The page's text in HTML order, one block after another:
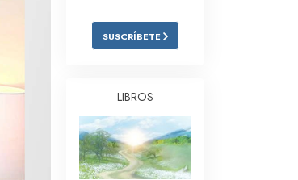
Respuestas a las Drogas
Herramientas para el Entorno Laboral
La Causa de la Supresión
SUSCRÍBETE
LIBROS